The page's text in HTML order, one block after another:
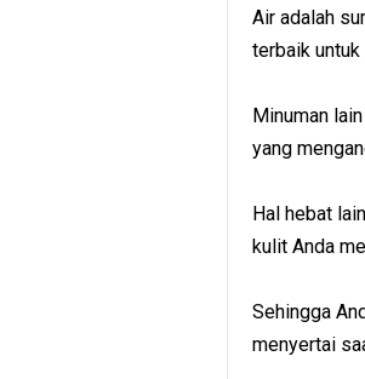
Air adalah
terbaik untuk
Minuman
yang
Hal hebat
kulit Anda
Sehingga
menyertai